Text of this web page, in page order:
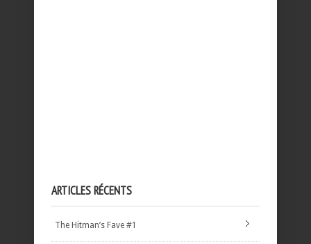
ARTICLES RÉCENTS
The Hitman’s Fave #1